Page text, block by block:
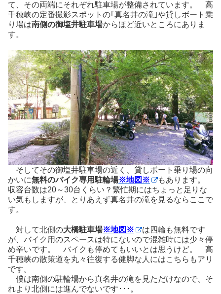
て、その両端にそれぞれ駐車場が整備されています。 高
千穂峡の定番撮影スポットの｢真名井の滝｣や貸しボート乗
り場は南側の御塩井駐車場からほど近いところにありま
す。
そしてその御塩井駐車場の近く、貸しボート乗り場の向
かいに無料のバイク専用駐輪場※地図※
もあります。
収容台数は20～30台くらい？繁忙期にはちょっと足りな
い気もしますが、とりあえず真名井の滝を見るならここで
す。
対して北側の大橋駐車場※地図※
は四輪も無料です
が、バイク用のスペースは特にないので混雑時には少々停
め辛いです。 バイクも停めてもいいとは思うけど。 高
千穂峡の散策道を丸々往復する健脚な人にはこちらもアリ
です。
僕は南側の駐輪場から真名井の滝を見ただけなので、そ
れより北側には進んでないです･･･。